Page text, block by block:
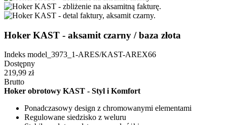
Hoker KAST - aksamit czarny / baza złota
Indeks model_3973_1-ARES/KAST-AREX66
Dostępny
219,99 zł
Brutto
Hoker obrotowy KAST - Styl i Komfort
Ponadczasowy design z chromowanymi elementami
Regulowane siedzisko z weluru